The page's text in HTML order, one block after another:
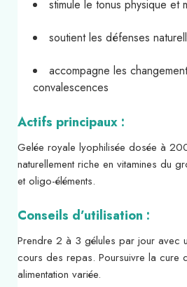
stimule le tonus physique et
soutient les défenses
accompagne les
convalescences
Actifs principaux :
Gelée royale lyophilisée dosée à
naturellement riche en vitamines du
et oligo-éléments.
Conseils d’utilisation :
Prendre 2 à 3 gélules par jour avec
cours des repas. Poursuivre la cure
alimentation variée.